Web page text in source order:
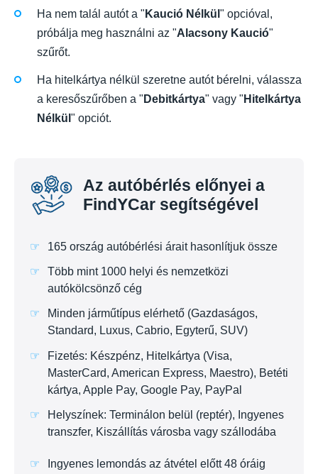
Ha nem talál autót a " Kaució Nélkül " opcióval,
próbálja meg használni az "Alacsony Kaució"
szűrőt.
Ha hitelkártya nélkül szeretne autót bérelni, válassza
a keresőszűrőben a " Debitkártya" vagy " Hitelkártya
Nélkül " opciót.
Az autóbérlés előnyei a
FindYCar segítségével
165 ország autóbérlési árait hasonlítjuk össze
Több mint 1000 helyi és nemzetközi
autókölcsönző cég
Minden járműtípus elérhető (Gazdaságos,
Standard, Luxus, Cabrio, Egyterű, SUV)
Fizetés: Készpénz, Hitelkártya (Visa,
MasterCard, American Express, Maestro), Betéti
kártya, Apple Pay, Google Pay, PayPal
Helyszínek: Terminálon belül (reptér), Ingyenes
transzfer, Kiszállítás városba vagy szállodába
Ingyenes lemondás az átvétel előtt 48 óráig